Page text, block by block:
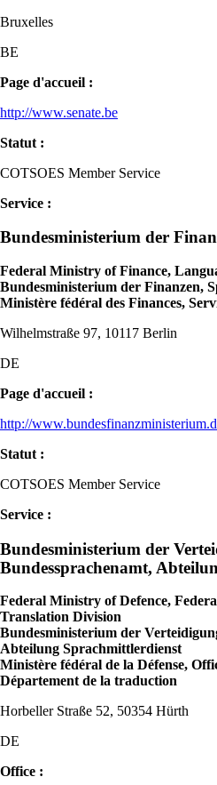
Bruxelles
BE
Page d'accueil :
http://www.senate.be
Statut :
COTSOES Member Service
Service :
Bundesministerium der
Federal Ministry of Finance,
Bundesministerium der Finanzen,
Ministère fédéral des Finances,
Wilhelmstraße 97, 10117 Berlin
DE
Page d'accueil :
http://
Statut :
COTSOES Member Service
Service :
Bundesministerium der
Bundessprachenamt,
Federal Ministry of Defence,
Translation Division
Bundesministerium der
Abteilung Sprachmittlerdienst
Ministère fédéral de la Défense,
Département de la traduction
Horbeller Straße 52, 50354 Hürth
DE
Office :